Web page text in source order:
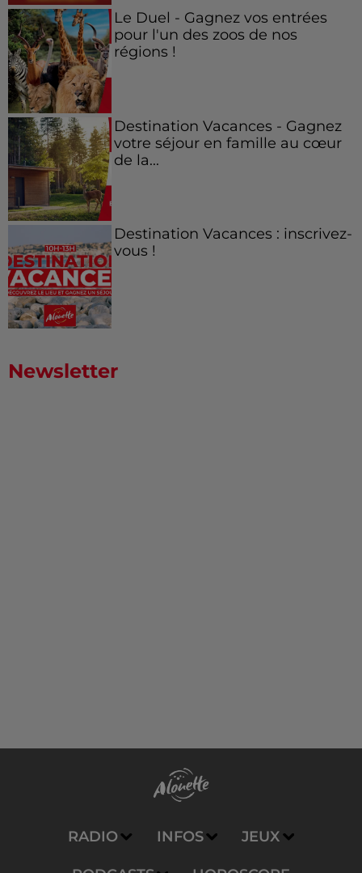
Le Duel - Gagnez vos entrées
pour l'un des zoos de nos
régions !
Destination Vacances - Gagnez
votre séjour en famille au cœur
de la...
Destination Vacances : inscrivez-
vous !
Newsletter
RADIO INFOS JEUX